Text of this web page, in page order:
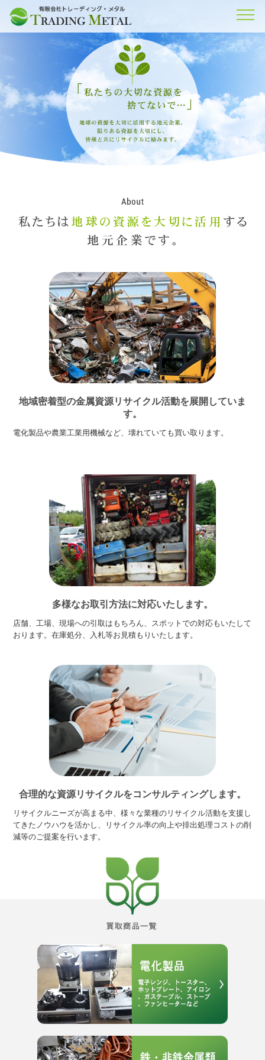
地域密着型の金属資源リサイクル活動を展開していま
す。
電化製品や農業工業用機械など、壊れていても買い取ります。
多様なお取引方法に対応いたします。
店舗、工場、現場への引取はもちろん、スポットでの対応もいたして
おります。在庫処分、入札等お見積もりいたします。
合理的な資源リサイクルをコンサルティングします。
リサイクルニーズが高まる中、様々な業種のリサイクル活動を支援し
てきたノウハウを活かし、リサイクル率の向上や排出処理コストの削
減等のご提案を行います。